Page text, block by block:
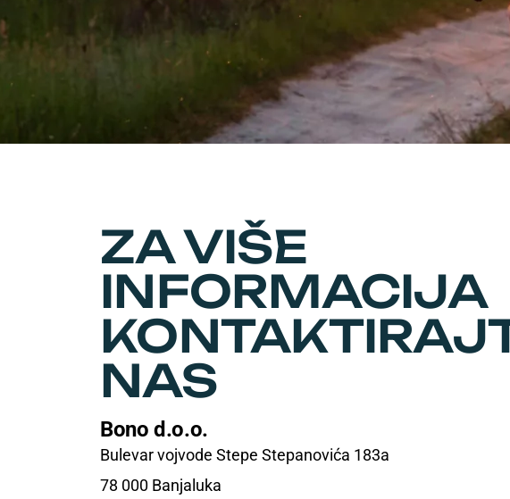
ZA VIŠE
INFORMACIJA
NAS
Bono d.o.o.
Bulevar vojvode Stepe Stepanovića 183a
78 000 Banjaluka